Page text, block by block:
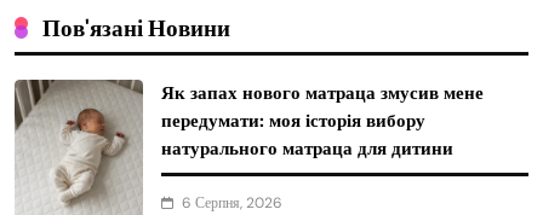
Пов'язані Новини
Як запах нового матраца змусив мене
передумати: моя історія вибору
натурального матраца для дитини
6 Серпня, 2026